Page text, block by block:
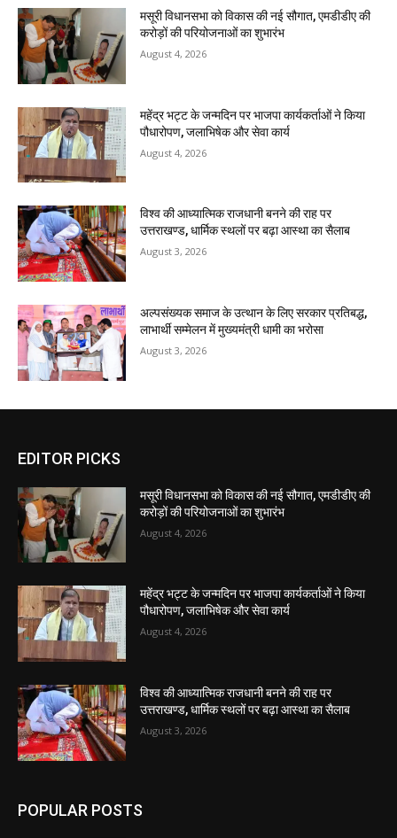
मसूरी विधानसभा को विकास की नई सौगात, एमडीडीए की
करोड़ों की परियोजनाओं का शुभारंभ
August 4, 2026
महेंद्र भट्ट के जन्मदिन पर भाजपा कार्यकर्ताओं ने किया
पौधारोपण, जलाभिषेक और सेवा कार्य
August 4, 2026
विश्व की आध्यात्मिक राजधानी बनने की राह पर
उत्तराखण्ड, धार्मिक स्थलों पर बढ़ा आस्था का सैलाब
August 3, 2026
अल्पसंख्यक समाज के उत्थान के लिए सरकार प्रतिबद्ध,
लाभार्थी सम्मेलन में मुख्यमंत्री धामी का भरोसा
August 3, 2026
EDITOR PICKS
मसूरी विधानसभा को विकास की नई सौगात, एमडीडीए की
करोड़ों की परियोजनाओं का शुभारंभ
August 4, 2026
महेंद्र भट्ट के जन्मदिन पर भाजपा कार्यकर्ताओं ने किया
पौधारोपण, जलाभिषेक और सेवा कार्य
August 4, 2026
विश्व की आध्यात्मिक राजधानी बनने की राह पर
उत्तराखण्ड, धार्मिक स्थलों पर बढ़ा आस्था का सैलाब
August 3, 2026
POPULAR POSTS